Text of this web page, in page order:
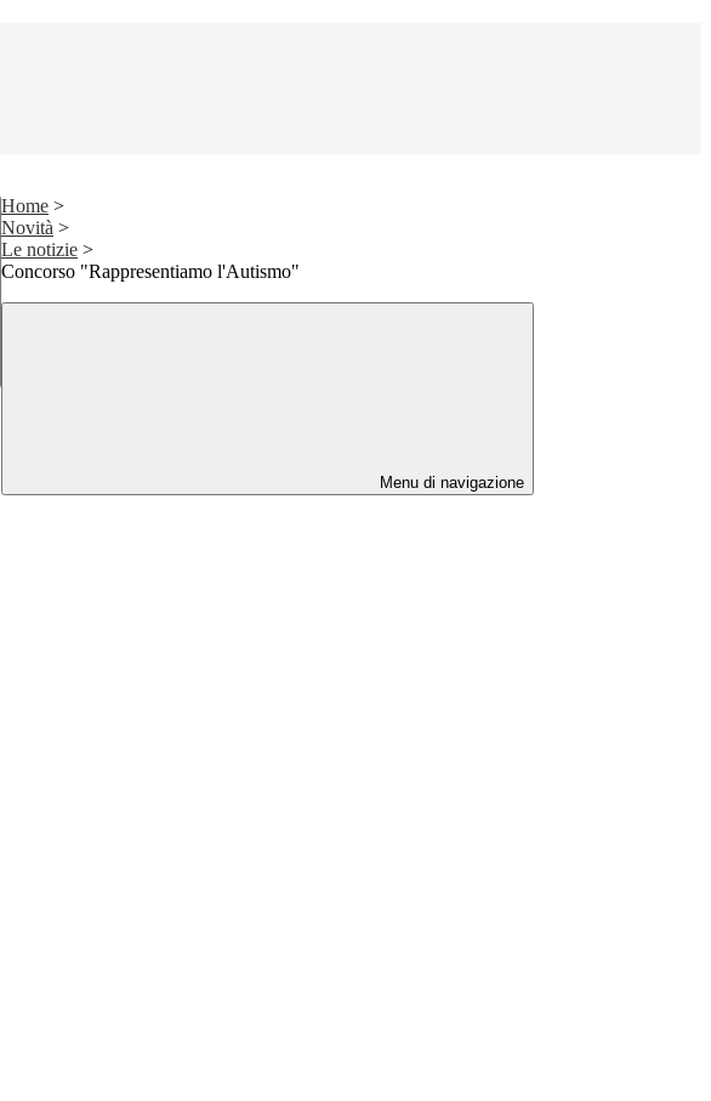
Home >
Novità >
Le notizie >
Concorso "Rappresentiamo l'Autismo"
Menu di navigazione